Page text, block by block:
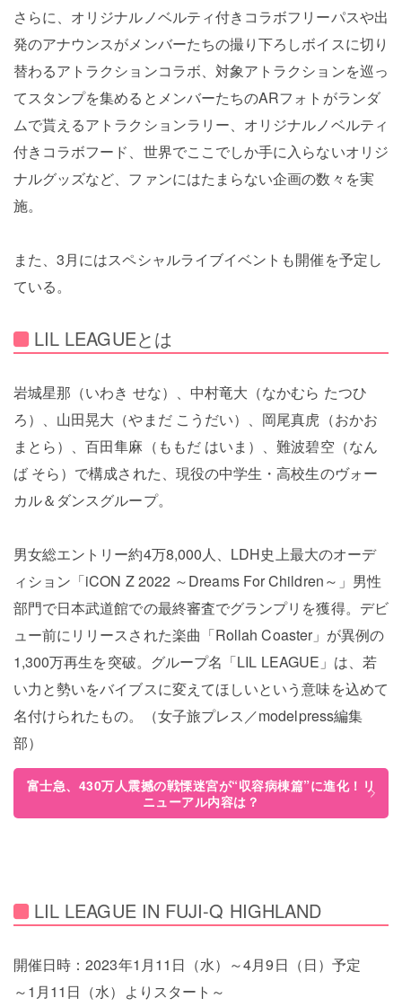
さらに、オリジナルノベルティ付きコラボフリーパスや出
発のアナウンスがメンバーたちの撮り下ろしボイスに切り
替わるアトラクションコラボ、対象アトラクションを巡っ
てスタンプを集めるとメンバーたちのARフォトがランダ
ムで貰えるアトラクションラリー、オリジナルノベルティ
付きコラボフード、世界でここでしか手に入らないオリジ
ナルグッズなど、ファンにはたまらない企画の数々を実
施。
また、3月にはスペシャルライブイベントも開催を予定し
ている。
LIL LEAGUEとは
岩城星那（いわき せな）、中村竜大（なかむら たつひ
ろ）、山田晃大（やまだ こうだい）、岡尾真虎（おかお
まとら）、百田隼麻（ももだ はいま）、難波碧空（なん
ば そら）で構成された、現役の中学生・高校生のヴォー
カル＆ダンスグループ。
男女総エントリー約4万8,000人、LDH史上最大のオーデ
ィション「iCON Z 2022 ～Dreams For Children～」男性
部門で日本武道館での最終審査でグランプリを獲得。デビ
ュー前にリリースされた楽曲「Rollah Coaster」が異例の
1,300万再生を突破。グループ名「LIL LEAGUE」は、若
い力と勢いをバイブスに変えてほしいという意味を込めて
名付けられたもの。（女子旅プレス／modelpress編集
部）
富士急、430万人震撼の戦慄迷宮が“収容病棟篇”に進化！リ
ニューアル内容は？
LIL LEAGUE IN FUJI-Q HIGHLAND
開催日時：2023年1月11日（水）～4月9日（日）予定
～1月11日（水）よりスタート～